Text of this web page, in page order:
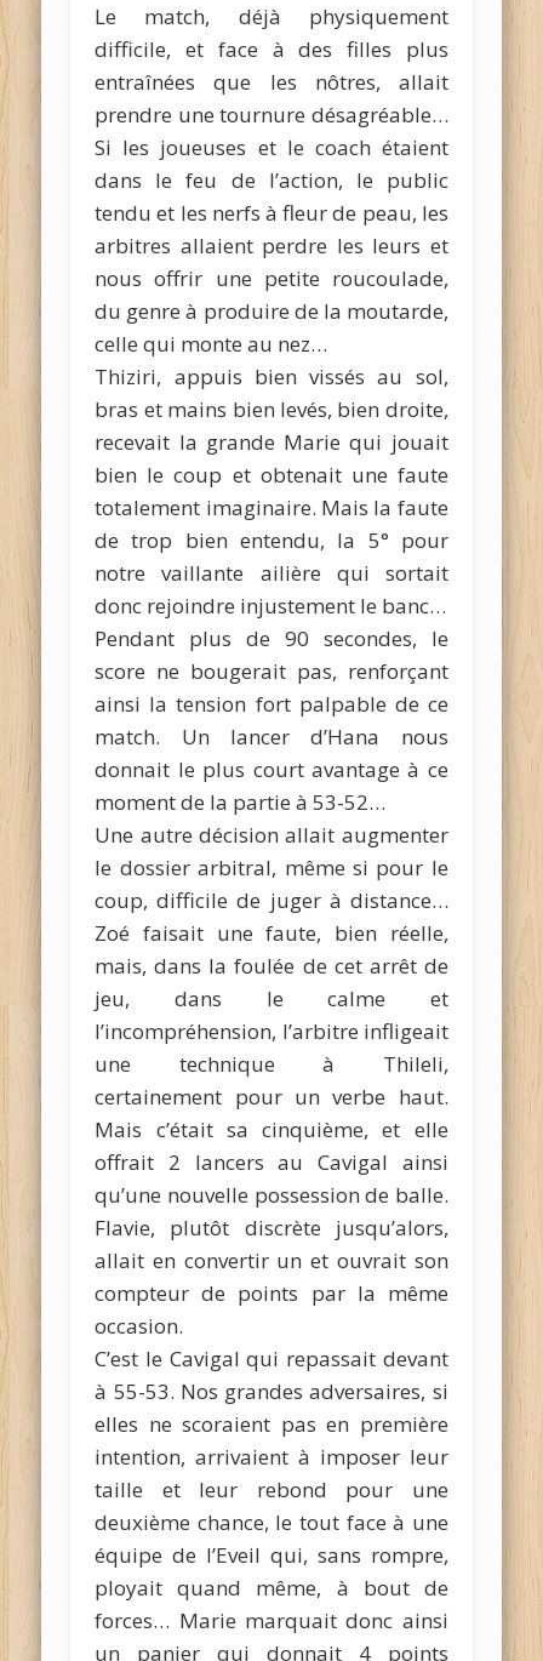
Le match, déjà physiquement
difficile, et face à des filles plus
entraînées que les nôtres, allait
prendre une tournure désagréable…
Si les joueuses et le coach étaient
dans le feu de l’action, le public
tendu et les nerfs à fleur de peau, les
arbitres allaient perdre les leurs et
nous offrir une petite roucoulade,
du genre à produire de la moutarde,
celle qui monte au nez…
Thiziri, appuis bien vissés au sol,
bras et mains bien levés, bien droite,
recevait la grande Marie qui jouait
bien le coup et obtenait une faute
totalement imaginaire. Mais la faute
de trop bien entendu, la 5° pour
notre vaillante ailière qui sortait
donc rejoindre injustement le banc…
Pendant plus de 90 secondes, le
score ne bougerait pas, renforçant
ainsi la tension fort palpable de ce
match. Un lancer d’Hana nous
donnait le plus court avantage à ce
moment de la partie à 53-52…
Une autre décision allait augmenter
le dossier arbitral, même si pour le
coup, difficile de juger à distance…
Zoé faisait une faute, bien réelle,
mais, dans la foulée de cet arrêt de
jeu, dans le calme et
l’incompréhension, l’arbitre infligeait
une technique à Thileli,
certainement pour un verbe haut.
Mais c’était sa cinquième, et elle
offrait 2 lancers au Cavigal ainsi
qu’une nouvelle possession de balle.
Flavie, plutôt discrète jusqu’alors,
allait en convertir un et ouvrait son
compteur de points par la même
occasion.
C’est le Cavigal qui repassait devant
à 55-53. Nos grandes adversaires, si
elles ne scoraient pas en première
intention, arrivaient à imposer leur
taille et leur rebond pour une
deuxième chance, le tout face à une
équipe de l’Eveil qui, sans rompre,
ployait quand même, à bout de
forces… Marie marquait donc ainsi
un panier qui donnait 4 points